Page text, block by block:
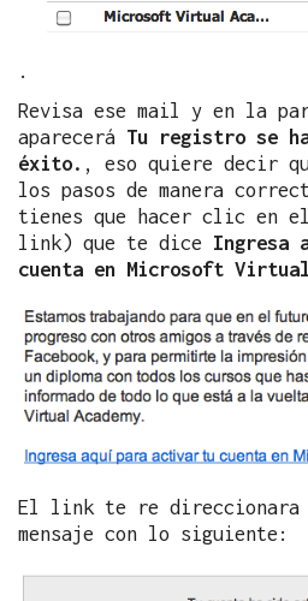
.
Revisa ese mail y en la
aparecerá Tu registro se
éxito. , eso quiere decir
los pasos de manera
tienes que hacer clic en
link) que te dice Ingresa
cuenta en Microsoft Virtual
El link te re direccionara
mensaje con lo siguiente: